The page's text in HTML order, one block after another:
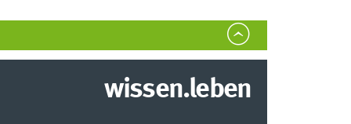
wissen.leben